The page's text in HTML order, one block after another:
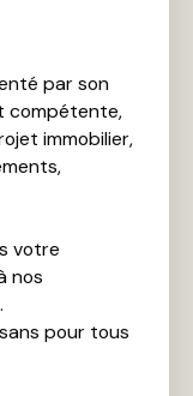
par son
compétente,
immobilier,
votre
nos
pour tous